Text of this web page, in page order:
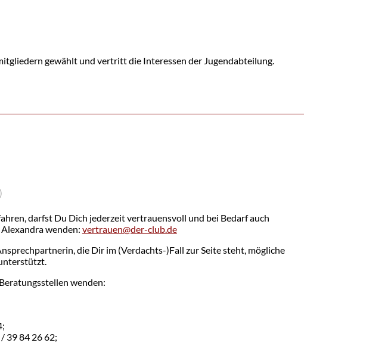
gewählt und vertritt die Interessen der Jugendabteilung.
darfst Du Dich jederzeit vertrauensvoll und bei Bedarf auch
wenden: vertrauen@der-club.de
die Dir im (Verdachts-)Fall zur Seite steht, mögliche
wenden:
39 84 26 62;